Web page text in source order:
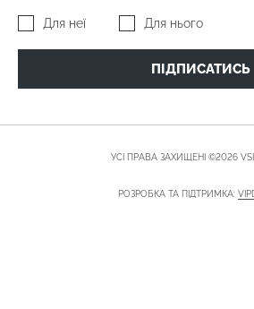
Для неї Для нього
ПІДПИСАТИСЬ
УСІ ПРАВА ЗАХИЩЕНІ ©2026
РОЗРОБКА ТА ПІДТРИМКА: